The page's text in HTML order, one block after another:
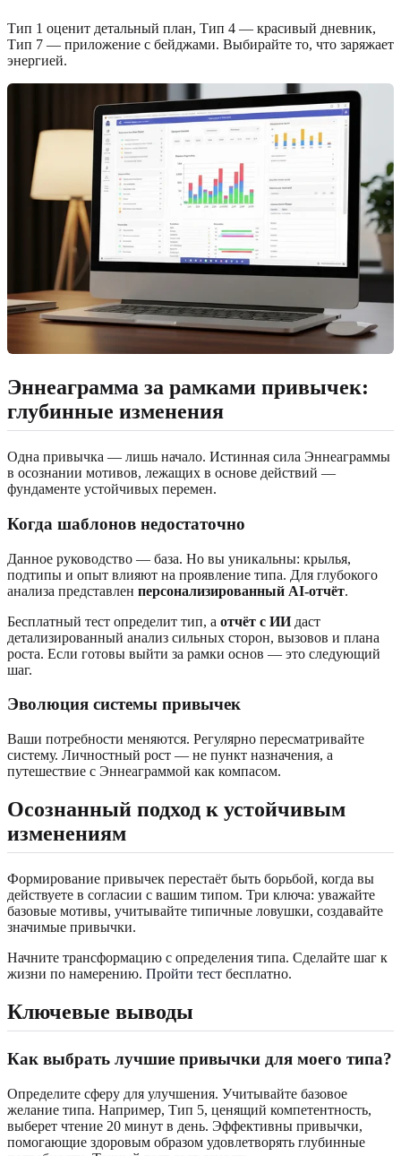
Тип 1 оценит детальный план, Тип 4 — красивый дневник,
Тип 7 — приложение с бейджами. Выбирайте то, что заряжает
энергией.
Эннеаграмма за рамками привычек:
глубинные изменения
Одна привычка — лишь начало. Истинная сила Эннеаграммы
в осознании мотивов, лежащих в основе действий —
фундаменте устойчивых перемен.
Когда шаблонов недостаточно
Данное руководство — база. Но вы уникальны: крылья,
подтипы и опыт влияют на проявление типа. Для глубокого
анализа представлен персонализированный AI-отчёт.
Бесплатный тест определит тип, а отчёт с ИИдаст
детализированный анализ сильных сторон, вызовов и плана
роста. Если готовы выйти за рамки основ — это следующий
шаг.
Эволюция системы привычек
Ваши потребности меняются. Регулярно пересматривайте
систему. Личностный рост — не пункт назначения, а
путешествие с Эннеаграммой как компасом.
Осознанный подход к устойчивым
изменениям
Формирование привычек перестаёт быть борьбой, когда вы
действуете в согласии с вашим типом. Три ключа: уважайте
базовые мотивы, учитывайте типичные ловушки, создавайте
значимые привычки.
Начните трансформацию с определения типа. Сделайте шаг к
жизни по намерению. Пройти тест бесплатно.
Ключевые выводы
Как выбрать лучшие привычки для моего типа?
Определите сферу для улучшения. Учитывайте базовое
желание типа. Например, Тип 5, ценящий компетентность,
выберет чтение 20 минут в день. Эффективны привычки,
помогающие здоровым образом удовлетворять глубинные